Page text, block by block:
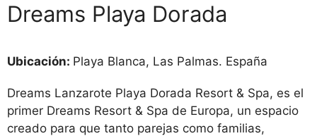
Dreams Playa Dorada
Ubicación: Playa Blanca, Las Palmas. España
Dreams Lanzarote Playa Dorada Resort & Spa, es el
primer Dreams Resort & Spa de Europa, un espacio
creado para que tanto parejas como familias,